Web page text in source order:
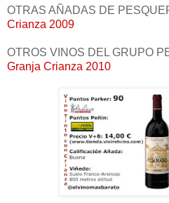
OTRAS AÑADAS DE
Crianza 2009
OTROS VINOS DEL GRUPO
Granja Crianza 2010